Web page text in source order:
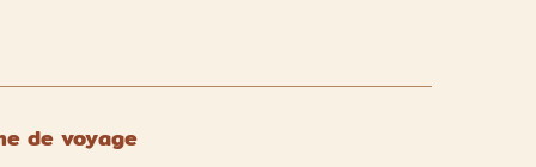
de voyage